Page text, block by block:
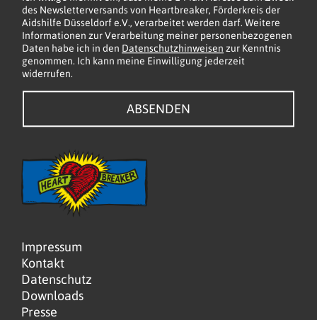
b
o
x
e
n
*
des Newsletterversands von Heartbreaker, Förderkreis der
Aidshilfe Düsseldorf e.V., verarbeitet werden darf. Weitere
Informationen zur Verarbeitung meiner personenbezogenen
Daten habe ich in den Datenschutzhinweisen zur Kenntnis
genommen. Ich kann meine Einwilligung jederzeit
widerrufen.
ABSENDEN
Impressum
Kontakt
Datenschutz
Downloads
Presse